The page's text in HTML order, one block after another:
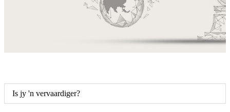
Is jy 'n vervaardiger?